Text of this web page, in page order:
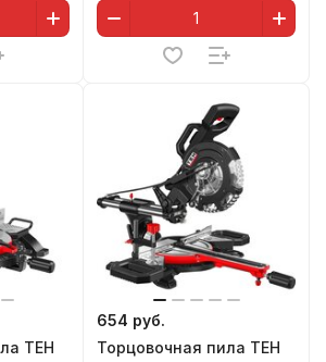
TEH
654 руб.
Торцовочная пила TEH